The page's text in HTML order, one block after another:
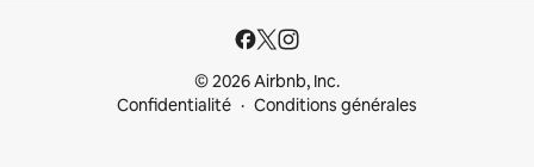
© 2026 Airbnb, Inc.
Confidentialité
Conditions générales